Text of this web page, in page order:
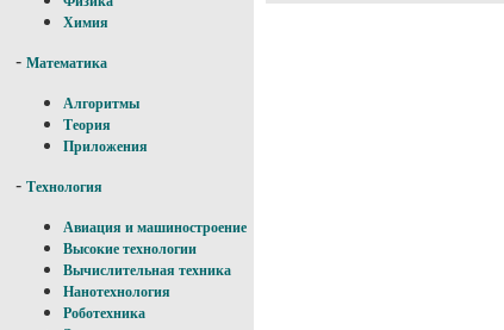
Химия
- Математика
Алгоритмы
Теория
Приложения
- Технология
Авиация и машиностроение
Высокие технологии
Вычислительная техника
Нанотехнология
Роботехника